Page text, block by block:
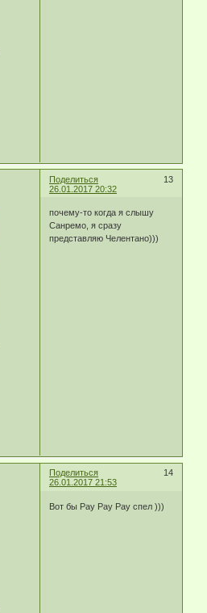
Поделиться
13
26.01.2017 20:32
почему-то когда я слышу
Санремо, я сразу
представляю Челентано)))
Поделиться
14
26.01.2017 21:53
Вот бы Pay Pay Pay спел )))